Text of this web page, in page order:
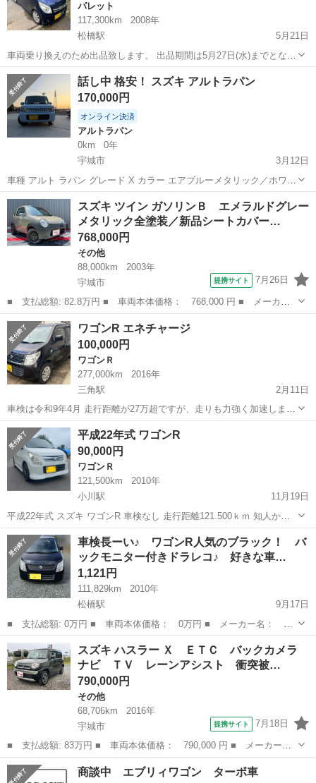
パレット
117,300km
2008年
松橋駅
5月21日
車両乗り換えのため出品致します。 出品期間は5月27日(水)までとなり
ます。 トラブル防止として、必ず現車確認をしてからご購入をお願い
致します。 こちらの車両は現状販売となります。 詳細 年式：H20年
車種名：スズキ...
熊本 宇城市 松橋駅 パレット
話し中 格安！ スズキ アルトラパン
170,000円
オンライン決済
アルトラパン
0km
0年
宇城市
3月12日
車種 アルト ラパン グレード X カラー エアブルーメタリック／ホワイ
ト２トーンルーフ 初年度登録 25年3月 車検 8年4月 走行距離 125,000
キロ 外装小傷あり、目立ったへこみ、傷ありません その他...
熊本 宇城市 アルトラパン 車両
スズキ ツイン ガソリンＢ エメラルドグレー
メタリック全塗装／新品シートカバー…
768,000円
その他
88,000km
2003年
宇城市
提携サイト 7月26日
■ 支払総額: 82.8万円 ■ 車両本体価格： 768,000 円 ■ メーカー
名： スズキ ■ 車種名： ツイン ■ グレード名： ガソリンＢ
エメラルドグレーメタリック全塗装／新品シートカバー／新品アルミ
ホイール／新...
熊本 宇城市 その他
ワゴンR エネチャージ
100,000円
ワゴンＲ
277,000km
2016年
三角駅
2月11日
車検は令和9年4月 走行距離が27万超ですが、走りも力強く加速しま
す。 エンジンの異音やオイル漏れもなく状態もいいかと思います。 ボ
ディーの小傷や汚れはあります。 運転席のドアミラーが格納しませ
ん。 リアバンパー...
熊本 宇城市 三角駅 ワゴンＲ
平成22年式 ワゴンR
90,000円
ワゴンＲ
121,500km
2010年
小川駅
11月19日
平成22年式 スズキ ワゴンR 車検なし 走行距離121.500ｋｍ 知人から
譲り受けた車になります。 50ｋｍほど試運転を行いましたが特に不具
合もなく車検有効期限までは問題なく乗れる車両かと思います。 エア
コンも...
熊本 宇城市 小川駅 ワゴンＲ ワゴンR
車検長ーい♪ ワゴンR人気のブラック！ バ
ックモニター付きドラレコ♪ 好きな車…
1,121円
111,829km
2010年
松橋駅
9月17日
■ 支払総額: 0万円 ■ 車両本体価格： 0万円 ■ メーカー名： ス
ズキ ■ 車種名： ワゴンR ■ 排気量： 660cc ■ ドア枚数： 5D
■ ミッション： AT 2WD ...
熊本 宇城市 松橋駅
スズキ ハスラー Ｘ ＥＴＣ バックカメラ
ナビ ＴＶ レーンアシスト 衝突被…
790,000円
その他
68,706km
2016年
宇城市
提携サイト 7月18日
■ 支払総額: 83万円 ■ 車両本体価格： 790,000 円 ■ メーカー
名： スズキ ■ 車種名： ハスラー ■ グレード名： Ｘ ＥＴ
Ｃ バックカメラ ナビ ＴＶ レーンアシスト 衝突被害軽減シス
熊本 宇城市 その他
商談中 エブリィワゴン ターボ車